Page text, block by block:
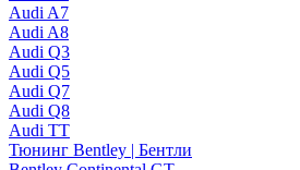
Audi A7
Audi A8
Audi Q3
Audi Q5
Audi Q7
Audi Q8
Audi TT
Тюнинг Bentley | Бентли